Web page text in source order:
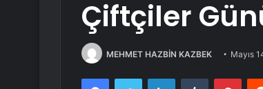
Çiftçiler
MEHMET HAZBİN KAZBEK Mayıs
FacebookTwitter LinkedInTumblr